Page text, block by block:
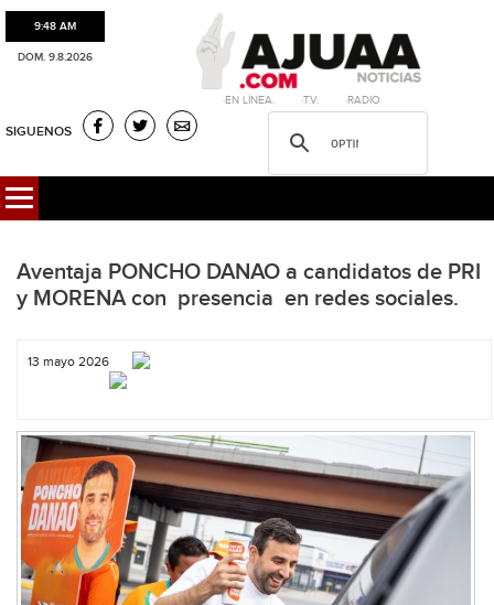
9:48 AM
DOM. 9.8.2026
·EN LÍNEA. ·T.V. ·RADIO
SIGUENOS
Aventaja PONCHO DANAO a candidatos de PRI
y MORENA con presencia en redes sociales.
13 mayo 2026